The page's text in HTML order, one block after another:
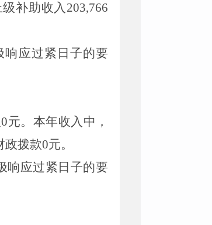
补助收入203,766
响应过紧日子的要
元。本年收入中，
拨款0元。
响应过紧日子的要